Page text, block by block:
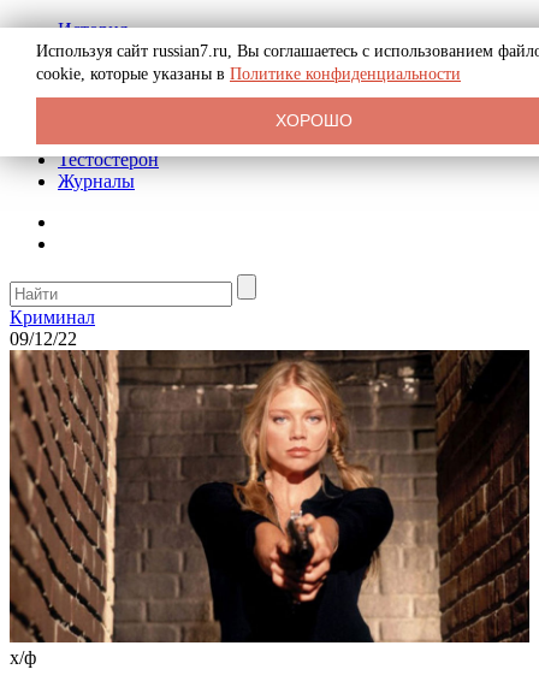
История
Биография
Криминал
Реклама на сайте
Тестостерон
Журналы
Криминал
09/12/22
х/ф
Используя сайт russian7.ru, Вы соглашаетесь с использованием
cookie, которые указаны в Политике конфиденциальности
ХОРОШО